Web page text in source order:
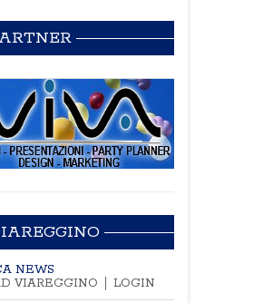
NEWS
VIAREGGINO
LOGIN